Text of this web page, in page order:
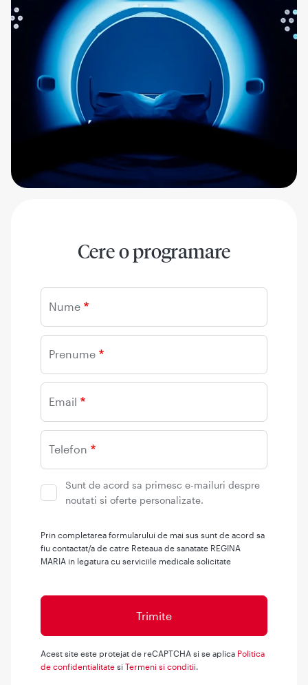
Cere o programare
Nume
Prenume
Email
Telefon
Sunt de acord sa primesc e-mailuri despre
noutati si oferte personalizate.
Prin completarea formularului de mai sus sunt de acord sa
fiu contactat/a de catre Reteaua de sanatate REGINA
MARIA in legatura cu serviciile medicale solicitate
Acest site este protejat de reCAPTCHA si se aplica Politica
de confidentialitate siTermeni si conditii.